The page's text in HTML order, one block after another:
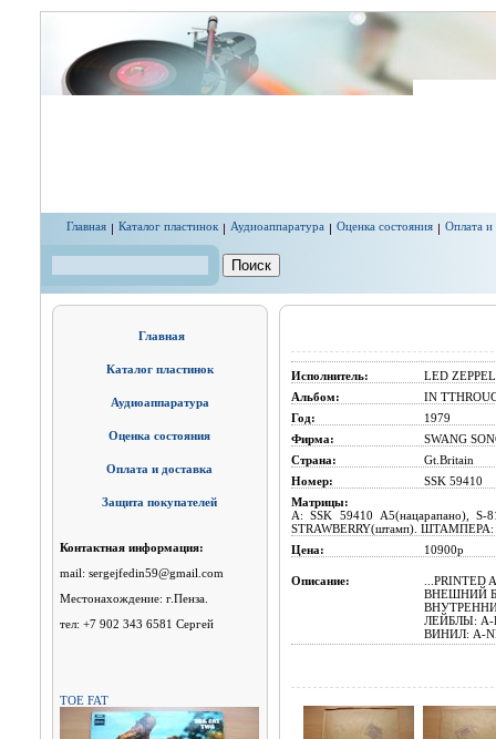
Главная Каталог пластинок Аудиоаппаратура Оценка состояния Оплата и
Главная
Каталог пластинок
Аудиоаппаратура
Оценка состояния
Оплата и доставка
Защита покупателей
Контактная информация:
mail: sergejfedin59@gmail.com
Местонахождение: г.Пенза.
тел: +7 902 343 6581 Сергей
TOE FAT
Исполнитель:
LED
Альбом:
IN
Год:
1979
Фирма:
SWANG
Страна:
Gt.Britain
Номер:
SSK 59410
Матрицы:
A: SSK 59410 A5(нацарапано), S-
STRAWBERRY(штамп). ШТАМПЕРА:
Цена:
10900р
Описание:
...PRINTED
ВНЕШНИЙ
ЛЕЙБЛЫ: A-
ВИНИЛ: A-